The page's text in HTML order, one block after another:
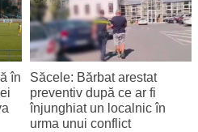
în
Săcele: Bărbat arestat
preventiv după ce ar fi
înjunghiat un localnic în
urma unui conflict